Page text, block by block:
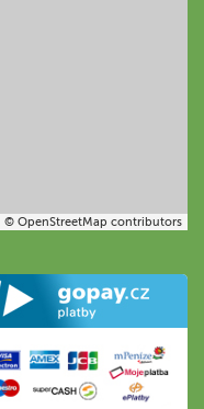
© OpenStreetMap contributors